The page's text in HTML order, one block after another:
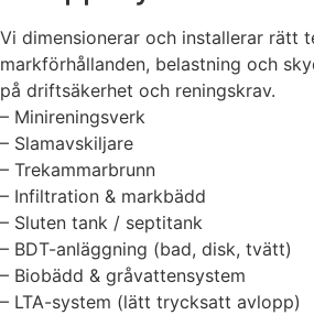
Vi dimensionerar och installerar rätt
markförhållanden, belastning och
på driftsäkerhet och reningskrav.
– Minireningsverk
– Slamavskiljare
– Trekammarbrunn
– Infiltration & markbädd
– Sluten tank / septitank
– BDT-anläggning (bad, disk, tvätt)
– Biobädd & gråvattensystem
– LTA-system (lätt trycksatt avlopp)